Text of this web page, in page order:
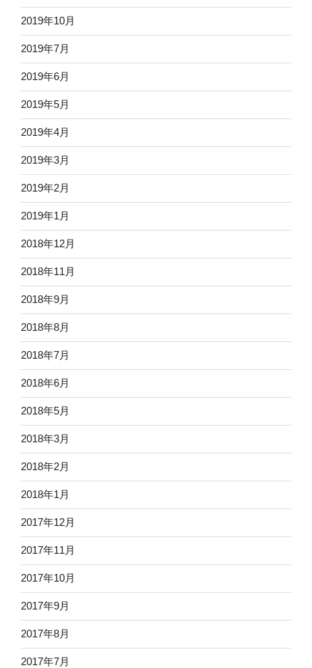
2019年10月
2019年7月
2019年6月
2019年5月
2019年4月
2019年3月
2019年2月
2019年1月
2018年12月
2018年11月
2018年9月
2018年8月
2018年7月
2018年6月
2018年5月
2018年3月
2018年2月
2018年1月
2017年12月
2017年11月
2017年10月
2017年9月
2017年8月
2017年7月